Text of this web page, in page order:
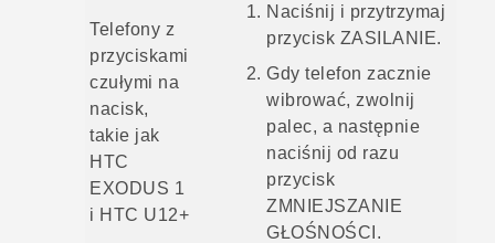
Telefony z
przyciskami
czułymi na
nacisk,
takie jak
HTC
EXODUS 1
i HTC U12‍+
Naciśnij i przytrzymaj
przycisk ZASILANIE.
Gdy telefon zacznie
wibrować, zwolnij
palec, a następnie
naciśnij od razu
przycisk
ZMNIEJSZANIE
GŁOŚNOŚCI .